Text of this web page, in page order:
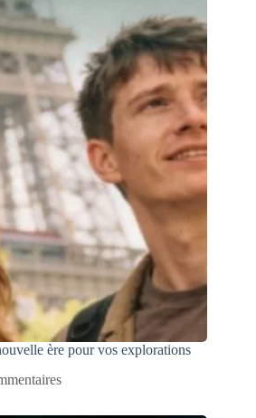
ère pour vos explorations